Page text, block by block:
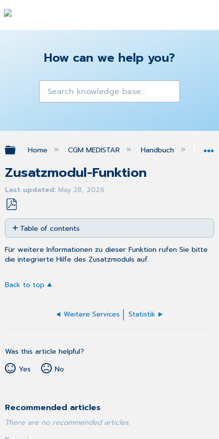
How can we help you?
Expand/collapse global hierarchy
Home CGM MEDISTAR Handbuch
Zusatzmodul-Funktion
Last updated May 28, 2026
Save
as
PDF
Table of contents
No
headers
Für weitere Informationen zu dieser Funktion rufen Sie bitte
die integrierte Hilfe des Zusatzmoduls auf.
Back to top
Weitere Services Statistik
Was this article helpful?
Yes
No
Recommended articles
There are no recommended articles.